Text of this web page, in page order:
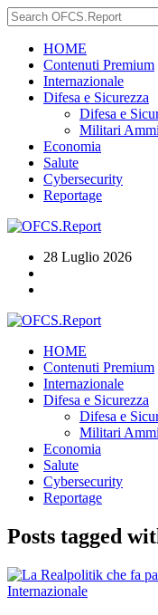
HOME
Contenuti Premium
Internazionale
Difesa e Sicurezza
Difesa e
Militari
Economia
Salute
Cybersecurity
Reportage
28 Luglio 2026
HOME
Contenuti Premium
Internazionale
Difesa e Sicurezza
Difesa e
Militari
Economia
Salute
Cybersecurity
Reportage
Posts tagged
Internazionale